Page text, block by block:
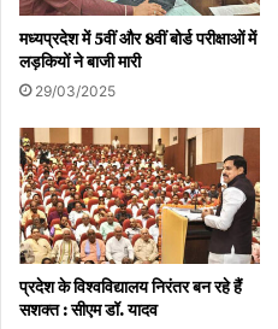
मध्यप्रदेश में 5वीं और 8वीं बोर्ड परीक्षाओं में
लड़कियों ने बाजी मारी
29/03/2025
प्रदेश के विश्वविद्यालय निरंतर बन रहे हैं
सशक्त : सीएम डॉ. यादव